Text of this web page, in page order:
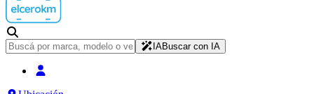
IABuscar con IA